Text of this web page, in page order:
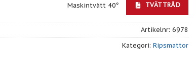
Maskintvätt 40° TVÄTTRÅD
Artikelnr: 6978
Kategori: Ripsmattor